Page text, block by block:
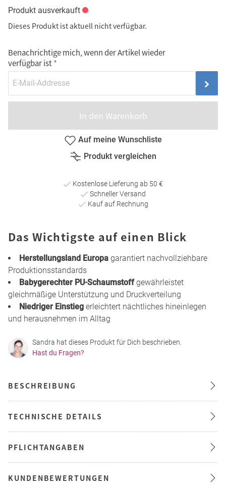
Produkt ausverkauft
Dieses Produkt ist aktuell nicht verfügbar.
Benachrichtige mich, wenn der Artikel wieder
verfügbar ist
In den Warenkorb
Auf meine Wunschliste
Produkt vergleichen
Kostenlose Lieferung ab 50 €
Schneller Versand
Kauf auf Rechnung
Das Wichtigste auf einen Blick
Herstellungsland Europa garantiert nachvollziehbare
Produktionsstandards
Babygerechter PU-Schaumstoffgewährleistet
gleichmäßige Unterstützung und Druckverteilung
Niedriger Einstieg erleichtert nächtliches hineinlegen
und herausnehmen im Alltag
Sandra hat dieses Produkt für Dich beschrieben.
Hast du Fragen?
BESCHREIBUNG
TECHNISCHE DETAILS
PFLICHTANGABEN
KUNDENBEWERTUNGEN